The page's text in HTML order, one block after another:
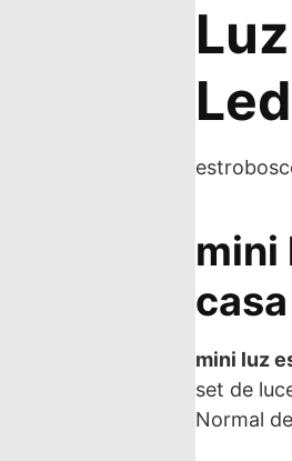
Led
mini
casa
mini luz
set de
Normal